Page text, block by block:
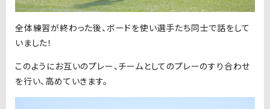
全体練習が終わった後、ボードを使い選手たち同士で話をして
いました！
このようにお互いのプレー、チームとしてのプレーのすり合わせ
を行い、高めていきます。